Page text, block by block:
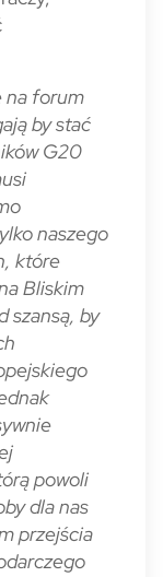
na forum
by stać
G20
naszego
które
Bliskim
szansą, by
powoli
dla nas
przejścia